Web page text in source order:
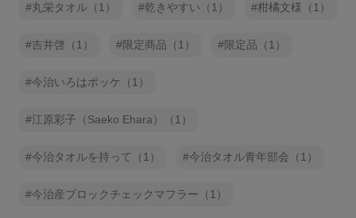
丸栄タオル（1） 乾きやすい（1） 柑橘文様（1）
吉井啓（1） 限定商品（1） 限定品（1）
今治いろはポッケ（1）
江原彩子（Saeko Ehara）（1）
今治タオルを持って（1） 今治タオル青年部会（1）
今治産ブロックチェックマフラー（1）